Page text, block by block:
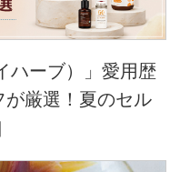
ハーブ）」愛用歴
が厳選！夏のセル